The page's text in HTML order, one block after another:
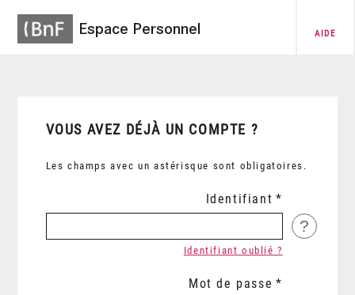
Espace Personnel AIDE
VOUS AVEZ DÉJÀ UN COMPTE ?
Les champs avec un astérisque sont obligatoires.
Identifiant
?
Identifiant oublié ?
Mot de passe